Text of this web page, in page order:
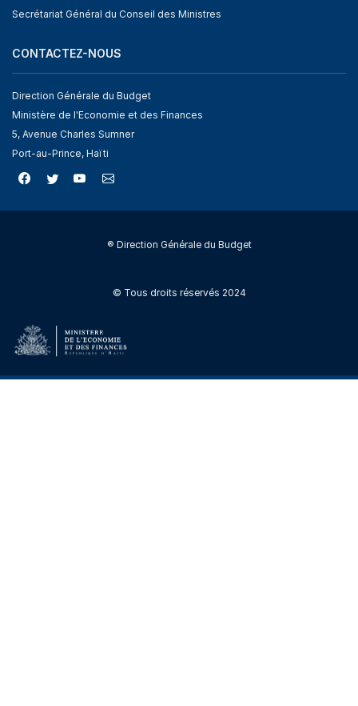
Secrétariat Général du Conseil des Ministres
CONTACTEZ-NOUS
Direction Générale du Budget
Ministère de l'Economie et des Finances
5, Avenue Charles Sumner
Port-au-Prince, Haïti
® Direction Générale du Budget
© Tous droits réservés 2024